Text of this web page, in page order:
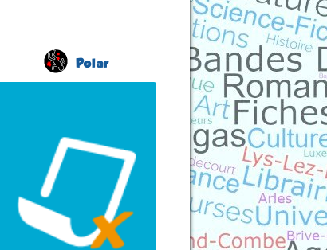
Polar
Salon du Livre Policier
FAOU
(Finistère - France)
du 15 au 16 août 2026
Plus d'informations